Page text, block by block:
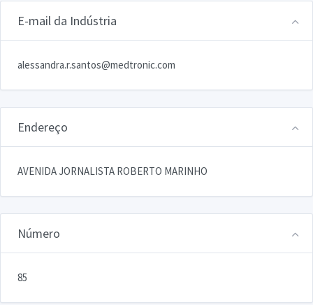
E-mail da Indústria
alessandra.r.santos@medtronic.com
Endereço
AVENIDA JORNALISTA ROBERTO MARINHO
Número
85